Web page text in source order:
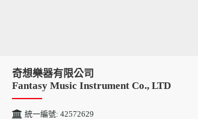
奇想樂器有限公司
Fantasy Music Instrument Co., LTD
統一編號: 42572629